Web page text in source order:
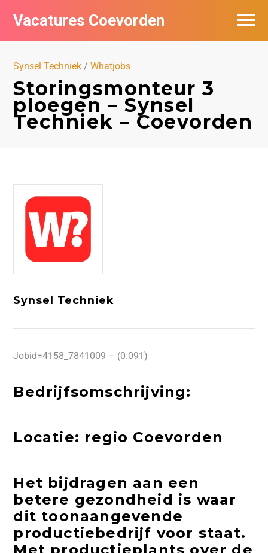
Vacatures Coevorden
Synsel Techniek /Whatjobs
Storingsmonteur 3
ploegen – Synsel
Techniek – Coevorden
Synsel Techniek
Jobid=4158_7841009 – (0.091)
Bedrijfsomschrijving:
Locatie: regio Coevorden
Het bijdragen aan een
betere gezondheid is waar
dit toonaangevende
productiebedrijf voor staat.
Vacatures per bedrijf
Populair
Nieuwsbrief feed